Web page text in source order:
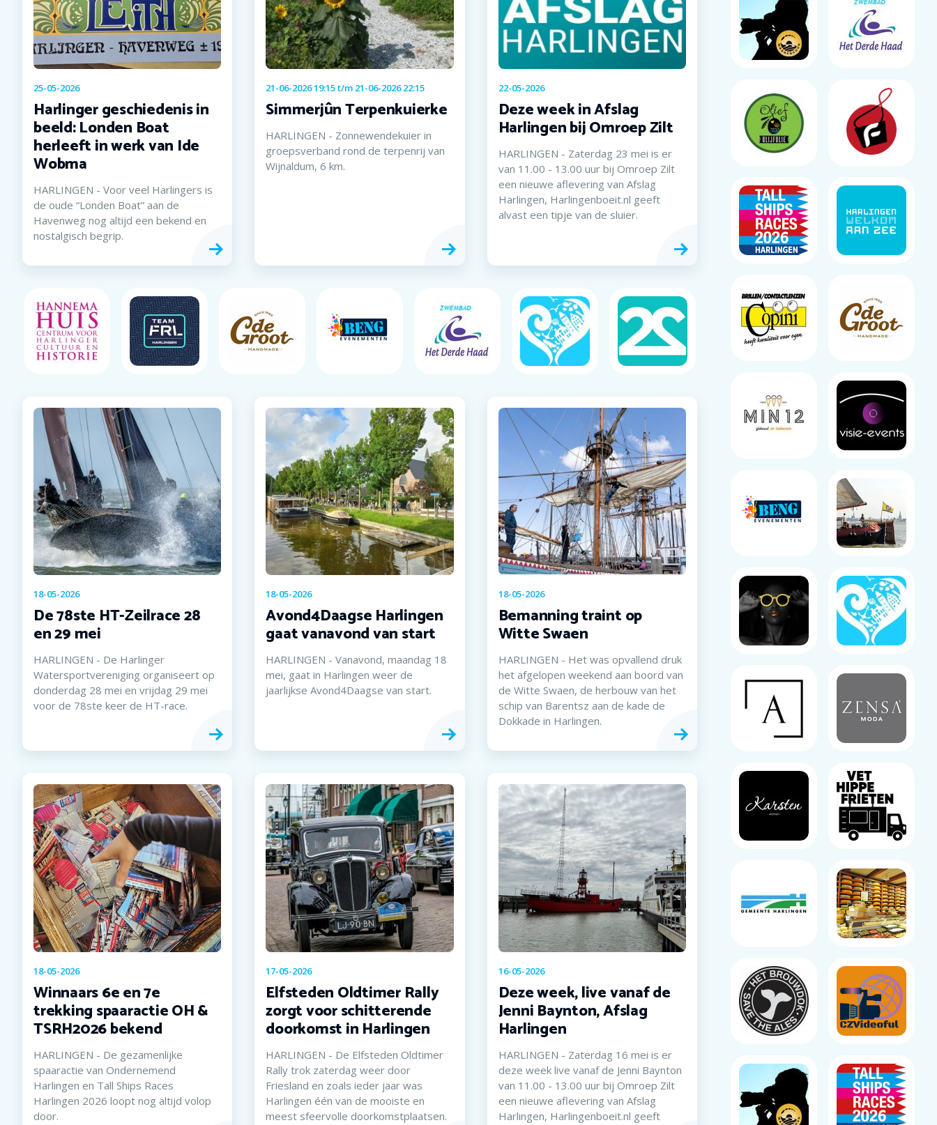
25-05-2026
Harlinger geschiedenis in
beeld: Londen Boat
herleeft in werk van Ide
Wobma
HARLINGEN - Voor veel Harlingers is
de oude “Londen Boat” aan de
Havenweg nog altijd een bekend en
nostalgisch begrip.
21-06-2026 19:15t/m 21-06-2026 22:15
Simmerjûn Terpenkuierke
HARLINGEN - Zonnewendekuier in
groepsverband rond de terpenrij van
Wijnaldum, 6 km.
22-05-2026
Deze week in Afslag
Harlingen bij Omroep Zilt
HARLINGEN - Zaterdag 23 mei is er
van 11.00 - 13.00 uur bij Omroep Zilt
een nieuwe aflevering van Afslag
Harlingen, Harlingenboeit.nl geeft
alvast een tipje van de sluier.
18-05-2026
De 78ste HT-Zeilrace 28
en 29 mei
HARLINGEN - De Harlinger
Watersportvereniging organiseert op
donderdag 28 mei en vrijdag 29 mei
voor de 78ste keer de HT-race.
18-05-2026
Avond4Daagse Harlingen
gaat vanavond van start
HARLINGEN - Vanavond, maandag 18
mei, gaat in Harlingen weer de
jaarlijkse Avond4Daagse van start.
18-05-2026
Bemanning traint op
Witte Swaen
HARLINGEN - Het was opvallend druk
het afgelopen weekend aan boord van
de Witte Swaen, de herbouw van het
schip van Barentsz aan de kade de
Dokkade in Harlingen.
18-05-2026
Winnaars 6e en 7e
trekking spaaractie OH &
TSRH2026 bekend
HARLINGEN - De gezamenlijke
spaaractie van Ondernemend
Harlingen en Tall Ships Races
Harlingen 2026 loopt nog altijd volop
door.
17-05-2026
Elfsteden Oldtimer Rally
zorgt voor schitterende
doorkomst in Harlingen
HARLINGEN - De Elfsteden Oldtimer
Rally trok zaterdag weer door
Friesland en zoals ieder jaar was
Harlingen één van de mooiste en
meest sfeervolle doorkomstplaatsen.
16-05-2026
Deze week, live vanaf de
Jenni Baynton, Afslag
Harlingen
HARLINGEN - Zaterdag 16 mei is er
deze week live vanaf de Jenni Baynton
van 11.00 - 13.00 uur bij Omroep Zilt
een nieuwe aflevering van Afslag
Harlingen, Harlingenboeit.nl geeft